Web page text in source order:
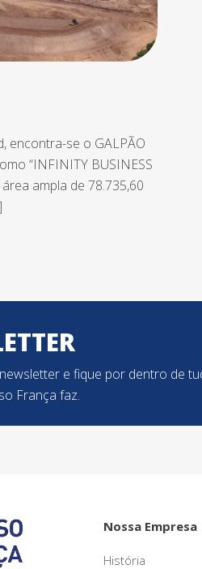
encontra-se o GALPÃO
“INFINITY BUSINESS
ampla de 78.735,60
e fique por dentro de
França faz.
Nossa Empresa
História